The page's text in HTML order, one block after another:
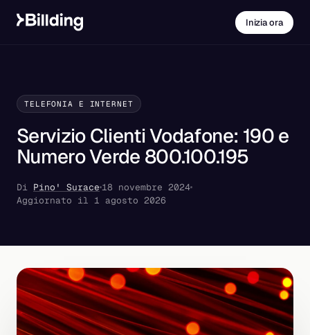
Inizia ora
TELEFONIA E INTERNET
Servizio Clienti Vodafone: 190 e
Numero Verde 800.100.195
Di Pino' Surace 18 novembre 2024
Aggiornato il 1 agosto 2026